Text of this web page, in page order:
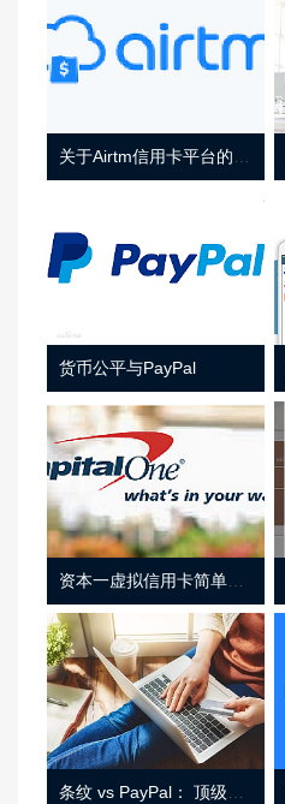
货币公平与PayPal
资本一虚拟信用卡简单介绍
条纹 vs PayPal： 顶级功能， 定价 （和更多！